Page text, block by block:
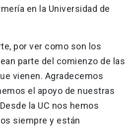
en la Universidad de
por ver como son los
parte del comienzo de las
vienen. Agradecemos
el apoyo de nuestras
la UC nos hemos
siempre y están